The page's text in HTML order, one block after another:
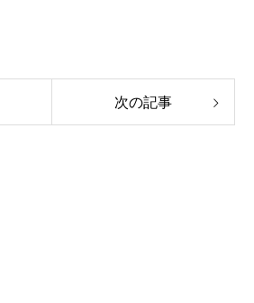
次の記事